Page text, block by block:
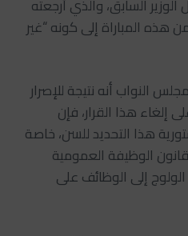
السابق، والذي أرجعته
هذه المباراة إلى كونه “غير
النواب أنه نتيجة للإصرار
هذا القرار، فإن
هذا التحديد للسن، خاصة
الوظيفة العمومية
إلى الوظائف على